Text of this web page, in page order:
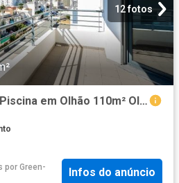
12 fotos
Apartamento T3 com Piscina em Olhão 110m² Olhão
por Green-
Infos do anúncio